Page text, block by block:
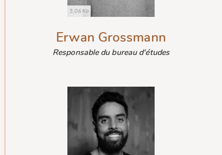
5,06 Ko
Erwan Grossmann
Responsable du bureau d'études